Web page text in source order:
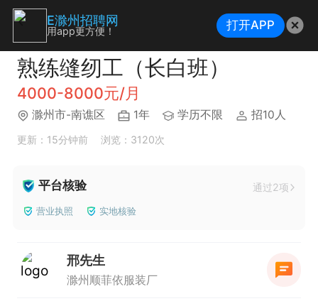
熟练缝纫工（长白班）
4000-8000元/月
滁州市-南谯区 1年 学历不限 招10人
更新：15分钟前 浏览：3120次
平台核验 通过2项
营业执照 实地核验
邢先生
滁州顺菲依服装厂
E滁州招聘网
用app更方便！ 打开APP